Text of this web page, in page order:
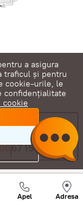
33 150 lei
67 150 lei
- +
Apel Adresa
Sunați
+
a asigura
traficul și pentru
cookie-urile, le
confidențialitate
cookie